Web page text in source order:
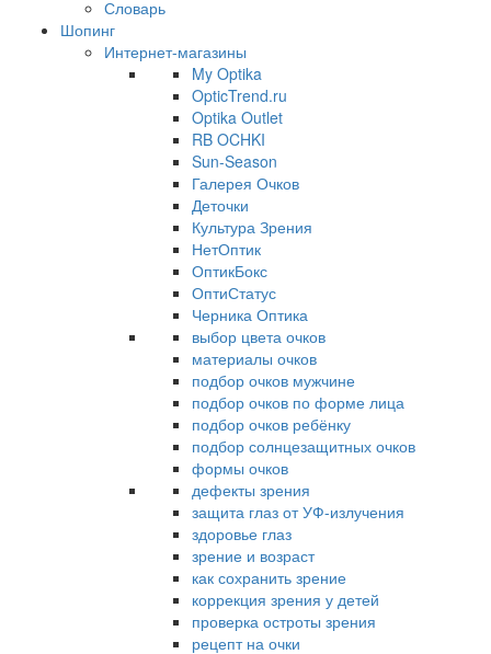
Словарь
Шопинг
Интернет-магазины
My Optika
OpticTrend.ru
Optika Outlet
RB OCHKI
Sun-Season
Галерея Очков
Деточки
Культура Зрения
НетОптик
ОптикБокс
ОптиСтатус
Черника Оптика
выбор цвета очков
материалы очков
подбор очков мужчине
подбор очков по форме лица
подбор очков ребёнку
подбор солнцезащитных очков
формы очков
дефекты зрения
защита глаз от УФ-излучения
здоровье глаз
зрение и возраст
как сохранить зрение
коррекция зрения у детей
проверка остроты зрения
рецепт на очки